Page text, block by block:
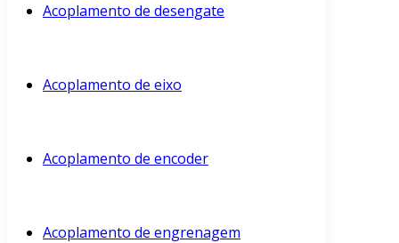
Acoplamento de desengate
Acoplamento de eixo
Acoplamento de encoder
Acoplamento de engrenagem